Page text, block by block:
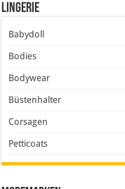
Lingerie
Babydoll
Bodies
Bodywear
Büstenhalter
Corsagen
Petticoats